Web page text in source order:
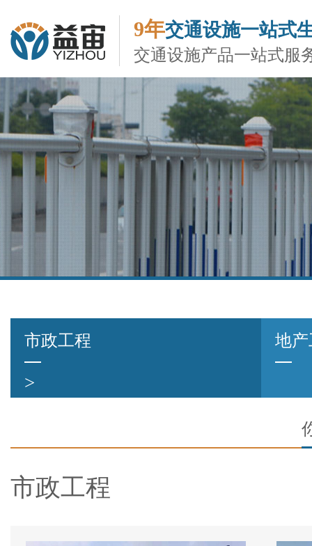
9年交通设施一站式
交通设施产品一站式服
市政工程
>
地
市政工程